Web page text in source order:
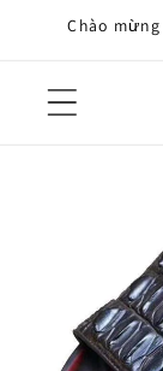
đến nội
Chào